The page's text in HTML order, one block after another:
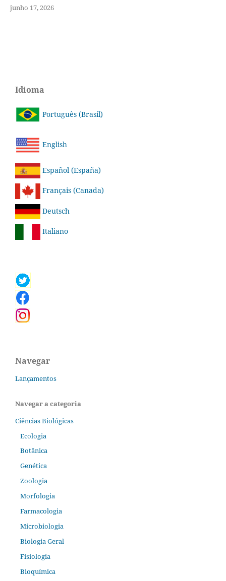
junho 17, 2026
Idioma
Português (Brasil)
English
Español (España)
Français (Canada)
Deutsch
Italiano
Navegar
Lançamentos
Navegar a categoria
Ciências Biológicas
Ecologia
Botânica
Genética
Zoologia
Morfologia
Farmacologia
Microbiologia
Biologia Geral
Fisiologia
Bioquímica